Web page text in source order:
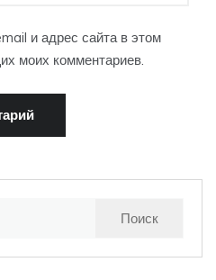
и адрес сайта в этом
моих комментариев.